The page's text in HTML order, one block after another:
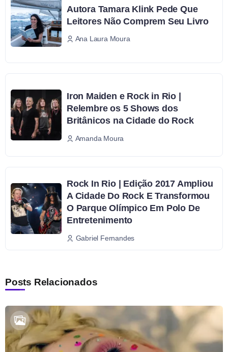
Autora Tamara Klink Pede Que
Leitores Não Comprem Seu Livro
Ana Laura Moura
Iron Maiden e Rock in Rio |
Relembre os 5 Shows dos
Britânicos na Cidade do Rock
Amanda Moura
Rock In Rio | Edição 2017 Ampliou
A Cidade Do Rock E Transformou
O Parque Olímpico Em Polo De
Entretenimento
Gabriel Fernandes
Posts Relacionados